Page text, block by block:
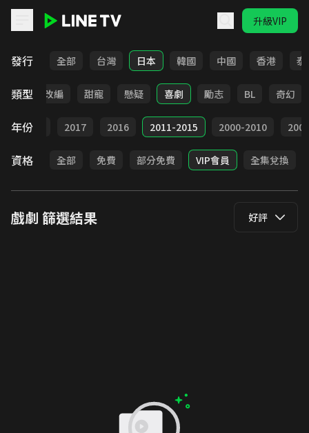
升級VIP
發行 全部 台灣 日本 韓國 中國 香港 泰
類型
都會 改編 甜寵 懸疑 喜劇 勵志 BL 奇幻
年份
2018 2017 2016 2011-2015 2000-2010
資格 全部 免費 部分免費 VIP會員 全集兌換
戲劇 篩選結果 好評